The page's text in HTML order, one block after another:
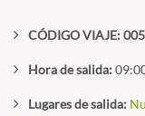
CÓDIGO VIAJE:
Hora de salida:
Lugares de salida: